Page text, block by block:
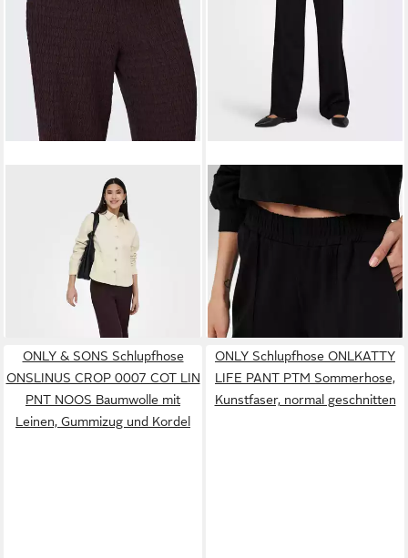
Schlupfhose ONLILSE
PANT STRUCTURE JRS
NOOS Kunstfaser, regular fit
ab 20,99 € UVP 29,99 €
ONLY
ONLPOPTRASH-SUKI LIFE
MW PANT PNT
ab 23,99 €
-40%
ONLY & SONS Schlupfhose
ONSLINUS CROP 0007 COT LIN
PNT NOOS Baumwolle mit
Leinen, Gummizug und Kordel
ONLY Schlupfhose ONLKATTY
LIFE PANT PTM Sommerhose,
Kunstfaser, normal geschnitten